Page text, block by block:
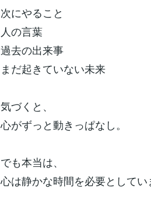
次にやること
人の言葉
過去の出来事
まだ起きていない未来
気づくと、
心がずっと動きっぱなし。
でも本当は、
心は静かな時間を必要としてい